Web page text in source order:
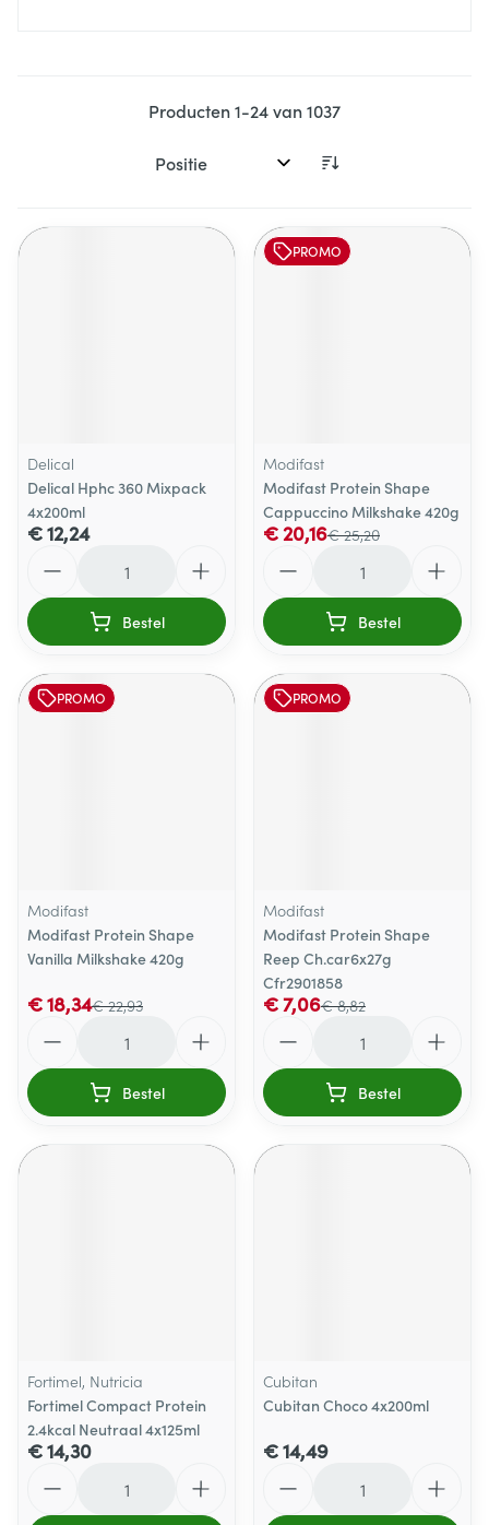
Producten1-24van1037
Sorteer op:
Delical
Delical Hphc 360 Mixpack
4x200ml
€ 12,24
Bestel
PROMO
Modifast
Modifast Protein Shape
Cappuccino Milkshake 420g
€ 25,20
€ 20,16
Bestel
PROMO
Modifast
Modifast Protein Shape
Vanilla Milkshake 420g
€ 22,93
€ 18,34
Bestel
PROMO
Modifast
Modifast Protein Shape
Reep Ch.car6x27g
Cfr2901858
€ 8,82
€ 7,06
Bestel
Fortimel, Nutricia
Fortimel Compact Protein
2.4kcal Neutraal 4x125ml
€ 14,30
Cubitan
Cubitan Choco 4x200ml
€ 14,49